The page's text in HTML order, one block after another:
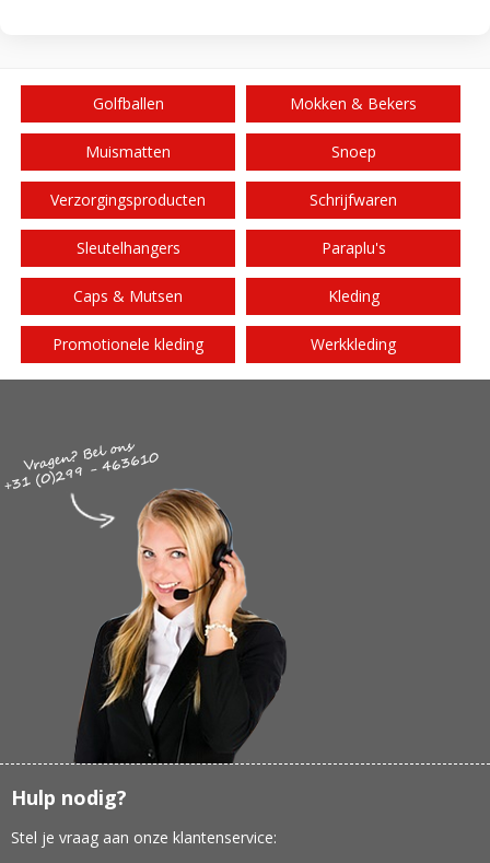
Golfballen Mokken & Bekers
Muismatten Snoep
Verzorgingsproducten Schrijfwaren
Sleutelhangers Paraplu's
Caps & Mutsen Kleding
Promotionele kleding Werkkleding
Hulp nodig?
Stel je vraag aan onze klantenservice: